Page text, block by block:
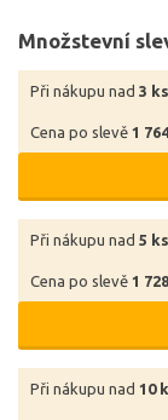
Množstevní
Při nákupu nad 3 ks
Cena po slevě 1
Při nákupu nad 5 ks
Cena po slevě 1
Při nákupu nad 10